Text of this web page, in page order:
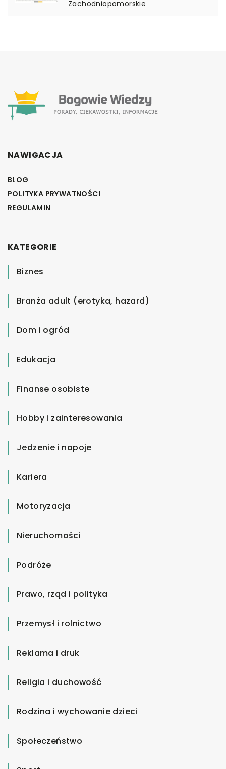
Zachodniopomorskie
NAWIGACJA
BLOG
POLITYKA PRYWATNOŚCI
REGULAMIN
KATEGORIE
Biznes
Branża adult (erotyka, hazard)
Dom i ogród
Edukacja
Finanse osobiste
Hobby i zainteresowania
Jedzenie i napoje
Kariera
Motoryzacja
Nieruchomości
Podróże
Prawo, rząd i polityka
Przemysł i rolnictwo
Reklama i druk
Religia i duchowość
Rodzina i wychowanie dzieci
Społeczeństwo